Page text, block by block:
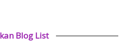
Blog List